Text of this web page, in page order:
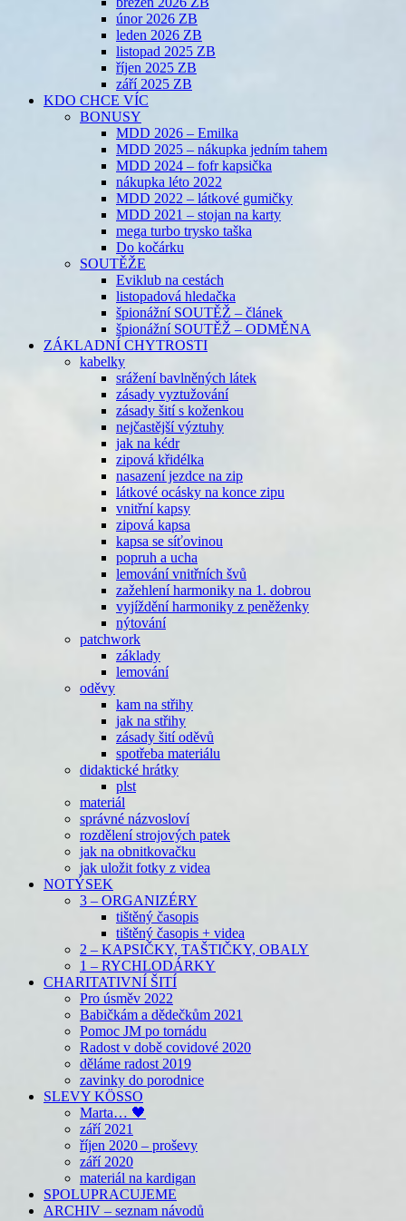
únor 2026 ZB
leden 2026 ZB
listopad 2025 ZB
říjen 2025 ZB
září 2025 ZB
KDO CHCE VÍC
BONUSY
MDD 2026 – Emilka
MDD 2025 – nákupka jedním tahem
MDD 2024 – fofr kapsička
nákupka léto 2022
MDD 2022 – látkové gumičky
MDD 2021 – stojan na karty
mega turbo trysko taška
Do kočárku
SOUTĚŽE
Eviklub na cestách
listopadová hledačka
špionážní SOUTĚŽ – článek
špionážní SOUTĚŽ – ODMĚNA
ZÁKLADNÍ CHYTROSTI
kabelky
srážení bavlněných látek
zásady vyztužování
zásady šití s koženkou
nejčastější výztuhy
jak na kédr
zipová křidélka
nasazení jezdce na zip
látkové ocásky na konce zipu
vnitřní kapsy
zipová kapsa
kapsa se síťovinou
popruh a ucha
lemování vnitřních švů
zažehlení harmoniky na 1. dobrou
vyjíždění harmoniky z peněženky
nýtování
patchwork
základy
lemování
oděvy
kam na střihy
jak na střihy
zásady šití oděvů
spotřeba materiálu
didaktické hrátky
plst
materiál
správné názvosloví
rozdělení strojových patek
jak na obnitkovačku
jak uložit fotky z videa
NOTÝSEK
3 – ORGANIZÉRY
tištěný časopis
tištěný časopis + videa
2 – KAPSIČKY, TAŠTIČKY, OBALY
1 – RYCHLODÁRKY
CHARITATIVNÍ ŠITÍ
Pro úsměv 2022
Babičkám a dědečkům 2021
Pomoc JM po tornádu
Radost v době covidové 2020
děláme radost 2019
zavinky do porodnice
SLEVY KÖSSO
Marta… 🖤
září 2021
říjen 2020 – proševy
září 2020
materiál na kardigan
SPOLUPRACUJEME
ARCHIV – seznam návodů